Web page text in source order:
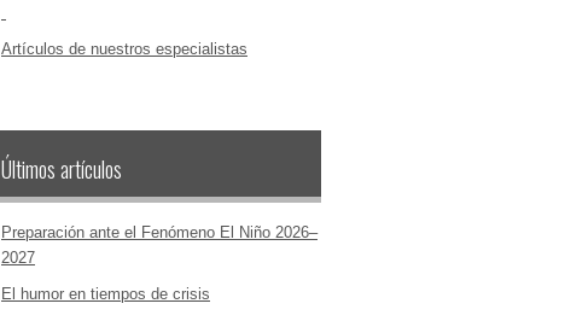
Artículos de nuestros especialistas
Últimos artículos
Preparación ante el Fenómeno El Niño 2026–
2027
El humor en tiempos de crisis